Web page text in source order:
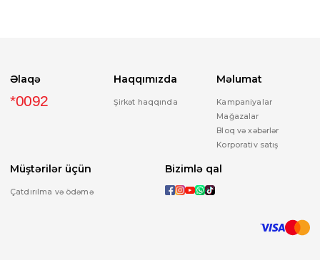
Əlaqə
*0092
Haqqımızda
Şirkət haqqında
Məlumat
Kampaniyalar
Mağazalar
Bloq və xəbərlər
Korporativ satış
Müştərilər üçün
Çatdırılma və ödəmə
Bizimlə qal